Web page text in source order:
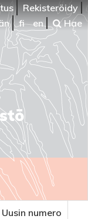
Rekisteröidy
fi en Hae
Uusin numero